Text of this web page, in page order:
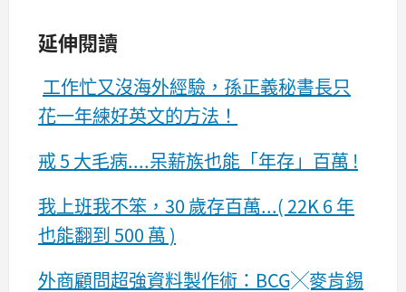
延伸閱讀
工作忙又沒海外經驗，孫正義秘書長只
花一年練好英文的方法！
戒 5 大毛病....呆薪族也能「年存」百萬 !
我上班我不笨，30 歲存百萬...( 22K 6 年
也能翻到 500 萬 )​
外商顧問超強資料製作術：BCG╳麥肯錫